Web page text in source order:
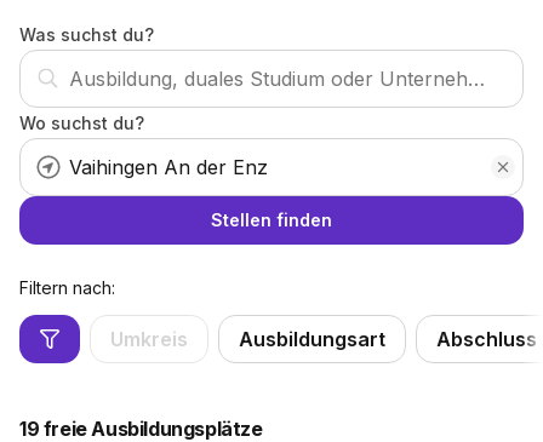
Was suchst du?
Wo suchst du?
Stellen finden
Filtern nach:
Umkreis Ausbildungsart Abschluss
19 freie Ausbildungsplätze